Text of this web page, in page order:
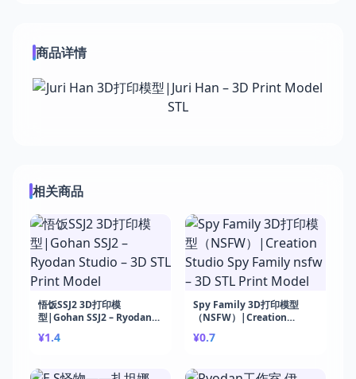
商品详情
相关商品
悟饭SSJ2 3D打印模
型|Gohan SSJ2 – Ryodan
Model
¥1.4
Spy Family 3D打印模型
（NSFW）|Creation
3D STL Print Model
¥0.7